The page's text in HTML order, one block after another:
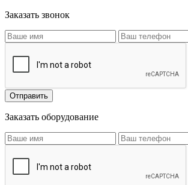
Заказать звонок
Заказать оборудование